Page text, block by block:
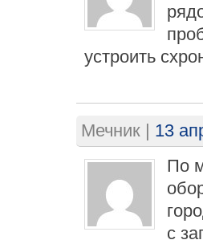
устроить
Мечник | 13
По
с